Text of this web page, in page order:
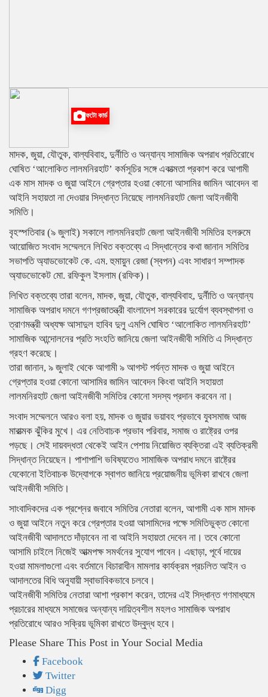
ফটো কার্ড
মাদক, জুয়া, যৌতুক, বাল্যবিবাহ, দুর্নীতি ও অন্যান্য সামাজিক অপরাধ প্রতিরোধে
ঘোষিত ‘আলোকিত লালমনিরহাট’ কর্মসূচির সঙ্গে একাত্মতা প্রকাশ করে আগামী
এক মাস মাদক ও জুয়া আইনে গ্রেপ্তার হওয়া কোনো আসামির জামিন আবেদন বা
আইনি সহায়তা না দেওয়ার সিদ্ধান্ত নিয়েছে লালমনিরহাট জেলা আইনজীবী
সমিতি।
বৃহস্পতিবার (৯ জুলাই) সকালে লালমনিরহাট জেলা আইনজীবী সমিতির হলরুমে
আয়োজিত সংবাদ সম্মেলনে লিখিত বক্তব্যে এ সিদ্ধান্তের কথা জানান সমিতির
সভাপতি অ্যাডভোকেট কে. এম. হুমায়ুন রেজা (স্বপন) এবং সাধারণ সম্পাদক
অ্যাডভোকেট মো. রফিকুল ইসলাম (রফিক)।
লিখিত বক্তব্যে তারা বলেন, মাদক, জুয়া, যৌতুক, বাল্যবিবাহ, দুর্নীতি ও অন্যান্য
সামাজিক অপরাধ দমনে গণপ্রজাতন্ত্রী বাংলাদেশ সরকারের দুর্যোগ ব্যবস্থাপনা ও
ত্রাণমন্ত্রী অধ্যক্ষ আসাদুল হাবিব দুলু এমপি ঘোষিত ‘আলোকিত লালমনিরহাট’
সামাজিক আন্দোলনের প্রতি সংহতি জানিয়ে জেলা আইনজীবী সমিতি এ সিদ্ধান্ত
গ্রহণ করেছে।
তারা জানান, ৯ জুলাই থেকে আগামী ৯ আগস্ট পর্যন্ত মাদক ও জুয়া আইনে
গ্রেপ্তার হওয়া কোনো আসামির জামিন আবেদন কিংবা আইনি সহায়তা
লালমনিরহাট জেলা আইনজীবী সমিতির কোনো সদস্য প্রদান করবেন না।
সংবাদ সম্মেলনে আরও বলা হয়, মাদক ও জুয়ার ভয়াবহ প্রভাবে যুবসমাজ আজ
মারাত্মক ঝুঁকির মুখে। এর নেতিবাচক প্রভাব পরিবার, সমাজ ও রাষ্ট্রের ওপর
পড়ছে। সেই দায়বদ্ধতা থেকেই আইন পেশায় নিয়োজিত ব্যক্তিরা এই ব্যতিক্রমী
সিদ্ধান্ত নিয়েছেন। পাশাপাশি ভবিষ্যতেও সামাজিক অপরাধ দমনে রাষ্ট্রের
যেকোনো ইতিবাচক উদ্যোগকে স্বাগত জানিয়ে প্রয়োজনীয় ভূমিকা রাখবে জেলা
আইনজীবী সমিতি।
সাংবাদিকদের এক প্রশ্নের জবাবে সমিতির নেতারা বলেন, আগামী এক মাস মাদক
ও জুয়া আইনে নতুন করে গ্রেপ্তার হওয়া আসামিদের পক্ষে সমিতিভুক্ত কোনো
আইনজীবী আদালতে দাঁড়াবেন না বা আইনি সহায়তা দেবেন না। তবে কোনো
আসামি চাইলে নিজেই আত্মপক্ষ সমর্থনের সুযোগ পাবেন। এছাড়া, পূর্বে দায়ের
হওয়া মামলাগুলো এবং বর্তমানে বিচারাধীন মামলার কার্যক্রম প্রচলিত আইন ও
আদালতের বিধি অনুযায়ী স্বাভাবিকভাবে চলবে।
আইনজীবী সমিতির নেতারা আশা প্রকাশ করেন, তাদের এই সিদ্ধান্ত গণমাধ্যমে
প্রচারের মাধ্যমে সমাজের অন্যান্য দায়িত্বশীল মহলও সামাজিক অপরাধ
প্রতিরোধে আরও সক্রিয় ভূমিকা রাখতে উদ্বুদ্ধ হবে।
Please Share This Post in Your Social Media
Facebook
Twitter
Digg